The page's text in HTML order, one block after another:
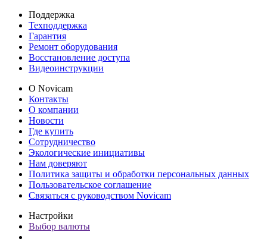
Поддержка
Техподдержка
Гарантия
Ремонт оборудования
Восстановление доступа
Видеоинструкции
О Novicam
Контакты
О компании
Новости
Где купить
Сотрудничество
Экологические инициативы
Нам доверяют
Политика защиты и обработки персональных данных
Пользовательское соглашение
Связаться с руководством Novicam
Настройки
Выбор валюты